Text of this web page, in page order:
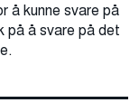
å kunne svare på
på å svare på det